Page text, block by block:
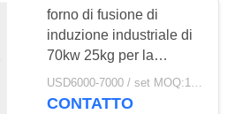
fusione di
forno di fusione di
induzione industriale di
70kw 25kg per la
ferraglia di alluminio del
ferro d'acciaio
USD6000-7000 / set MOQ:1 insieme
CONTATTO